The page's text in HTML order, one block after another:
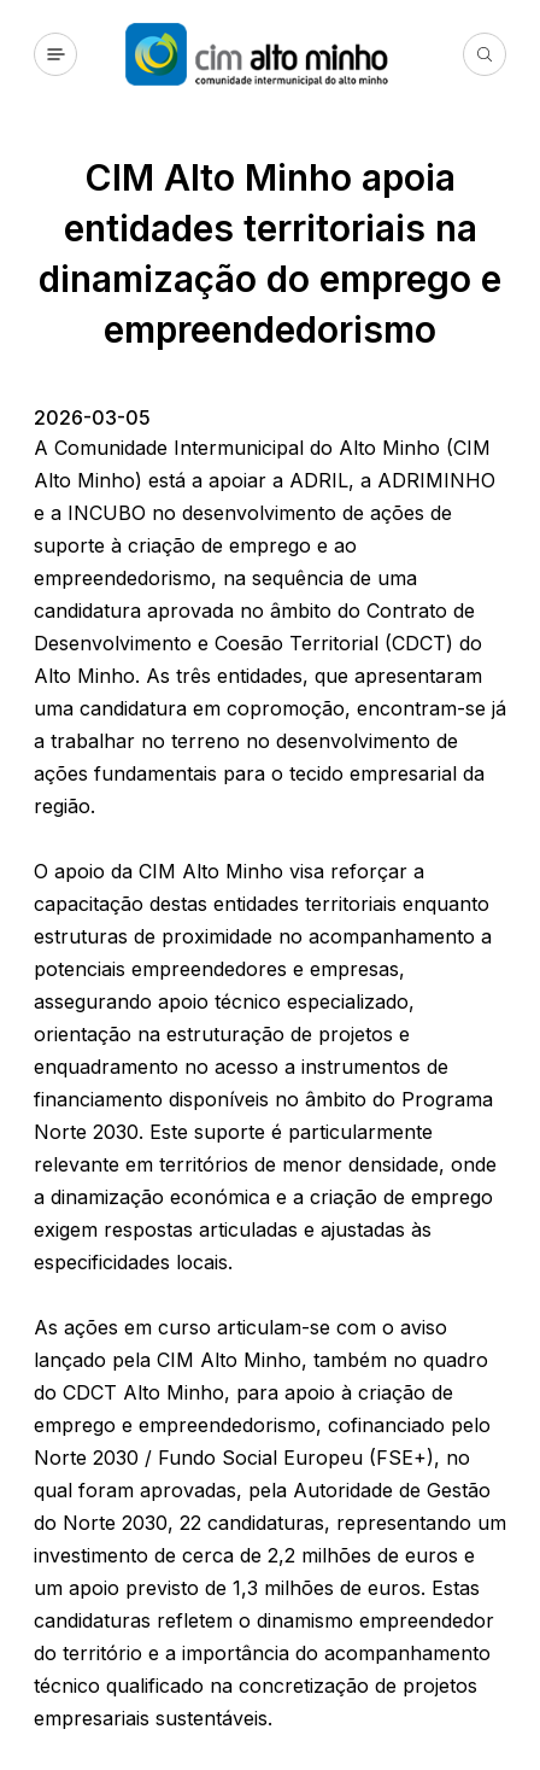
CIM Alto Minho apoia
entidades territoriais na
dinamização do emprego e
empreendedorismo
2026-03-05
A Comunidade Intermunicipal do Alto Minho (CIM
Alto Minho) está a apoiar a ADRIL, a ADRIMINHO
e a INCUBO no desenvolvimento de ações de
suporte à criação de emprego e ao
empreendedorismo, na sequência de uma
candidatura aprovada no âmbito do Contrato de
Desenvolvimento e Coesão Territorial (CDCT) do
Alto Minho. As três entidades, que apresentaram
uma candidatura em copromoção, encontram-se já
a trabalhar no terreno no desenvolvimento de
ações fundamentais para o tecido empresarial da
região.
O apoio da CIM Alto Minho visa reforçar a
capacitação destas entidades territoriais enquanto
estruturas de proximidade no acompanhamento a
potenciais empreendedores e empresas,
assegurando apoio técnico especializado,
orientação na estruturação de projetos e
enquadramento no acesso a instrumentos de
financiamento disponíveis no âmbito do Programa
Norte 2030. Este suporte é particularmente
relevante em territórios de menor densidade, onde
a dinamização económica e a criação de emprego
exigem respostas articuladas e ajustadas às
especificidades locais.
As ações em curso articulam-se com o aviso
lançado pela CIM Alto Minho, também no quadro
do CDCT Alto Minho, para apoio à criação de
emprego e empreendedorismo, cofinanciado pelo
Norte 2030 / Fundo Social Europeu (FSE+), no
qual foram aprovadas, pela Autoridade de Gestão
do Norte 2030, 22 candidaturas, representando um
investimento de cerca de 2,2 milhões de euros e
um apoio previsto de 1,3 milhões de euros. Estas
candidaturas refletem o dinamismo empreendedor
do território e a importância do acompanhamento
técnico qualificado na concretização de projetos
empresariais sustentáveis.